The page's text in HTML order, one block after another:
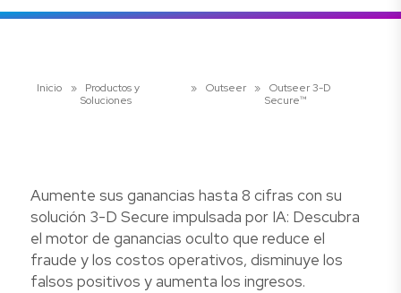
Inicio »
Productos y
Soluciones
» Outseer »
Outseer 3-D
Secure™
Aumente sus ganancias hasta 8 cifras con su
solución 3-D Secure impulsada por IA: Descubra
el motor de ganancias oculto que reduce el
fraude y los costos operativos, disminuye los
falsos positivos y aumenta los ingresos.